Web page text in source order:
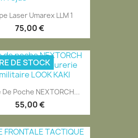
Laser Umarex LLM 1
75,00 €
De Poche NEXTORCH...
55,00 €
DE STOCK